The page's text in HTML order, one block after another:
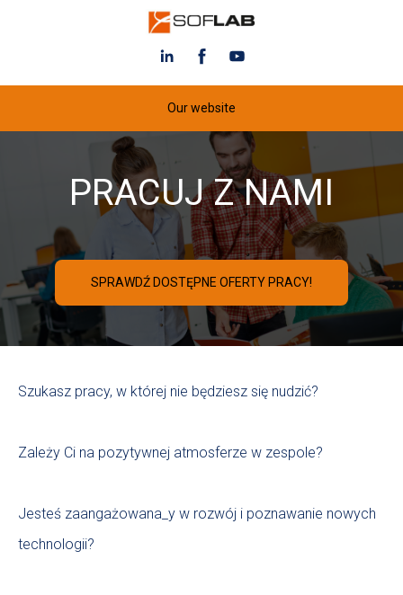
Our website
PRACUJ Z NAMI
SPRAWDŹ DOSTĘPNE OFERTY PRACY!
Szukasz pracy, w której nie będziesz się nudzić?
Zależy Ci na pozytywnej atmosferze w zespole?
Jesteś zaangażowana_y w rozwój i poznawanie nowych
technologii?